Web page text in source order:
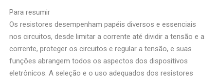
Para resumir
Os resistores desempenham papéis diversos e essenciais
nos circuitos, desde limitar a corrente até dividir a tensão e a
corrente, proteger os circuitos e regular a tensão, e suas
funções abrangem todos os aspectos dos dispositivos
eletrônicos. A seleção e o uso adequados dos resistores